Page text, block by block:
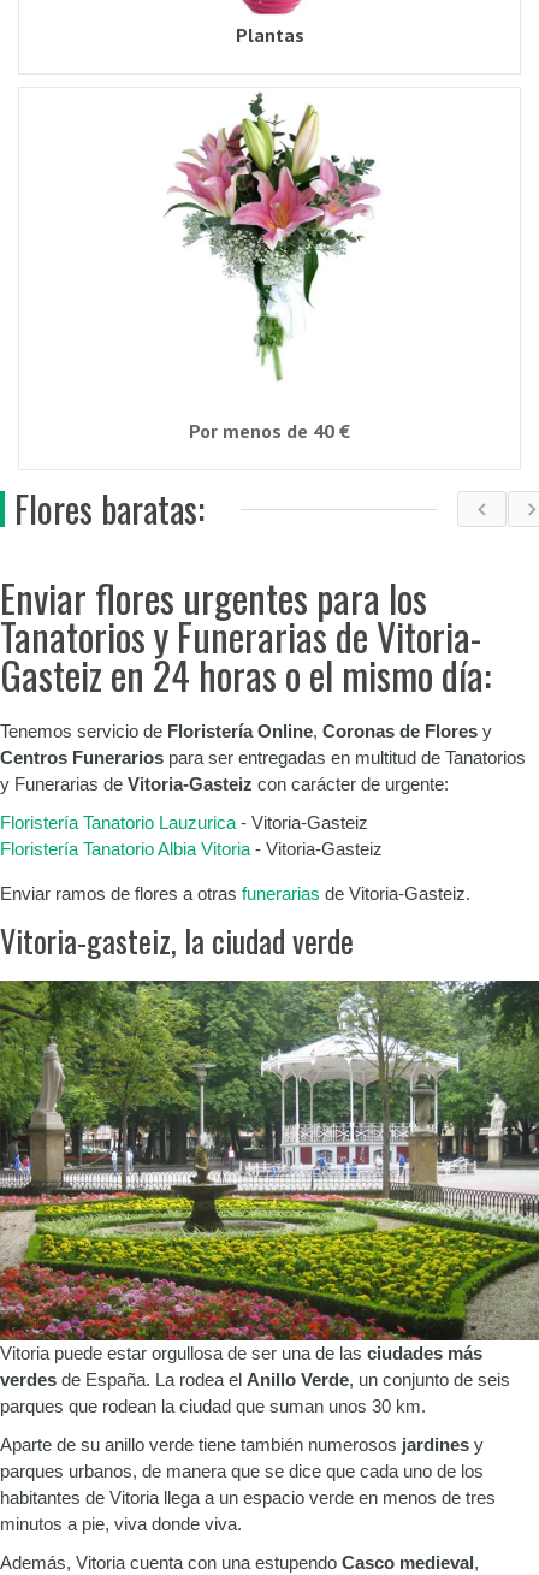
Plantas
Por menos de 40 €
Flores baratas:
Enviar flores urgentes para los
Tanatorios y Funerarias de Vitoria-
Gasteiz en 24 horas o el mismo día:
Tenemos servicio de Floristería Online, Coronas de Flores y
Centros Funerarios para ser entregadas en multitud de Tanatorios
y Funerarias de Vitoria-Gasteiz con carácter de urgente:
Floristería Tanatorio Lauzurica - Vitoria-Gasteiz
Floristería Tanatorio Albia Vitoria - Vitoria-Gasteiz
Enviar ramos de flores a otras funerarias de Vitoria-Gasteiz.
Vitoria-gasteiz, la ciudad verde
Vitoria puede estar orgullosa de ser una de las ciudades más
verdes de España. La rodea el Anillo Verde, un conjunto de seis
parques que rodean la ciudad que suman unos 30 km.
Aparte de su anillo verde tiene también numerosos jardines y
parques urbanos, de manera que se dice que cada uno de los
habitantes de Vitoria llega a un espacio verde en menos de tres
minutos a pie, viva donde viva.
Además, Vitoria cuenta con una estupendo Casco medieval,